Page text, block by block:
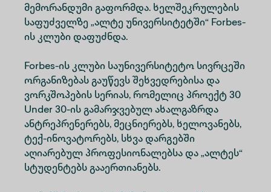
მემორანდუმი გაფორმდა. ხელშეკრულების
საფუძველზე „ალტე უნივერსიტეტში“ Forbes-
ის კლუბი დაფუძნდა.
Forbes-ის კლუბი საუნივერსიტეტო სივრცეში
ორგანიზებას გაუწევს შეხვედრებისა და
ვორკშოპების სერიას, რომელიც პროექტ 30
Under 30-ის გამარჯვებულ ახალგაზრდა
ანტრეპრენერებს, მეცნიერებს, ხელოვანებს,
ტექ-ინოვატორებს, სხვა დარგებში
აღიარებულ პროფესიონალებსა და „ალტეს“
სტუდენტებს გააერთიანებს.